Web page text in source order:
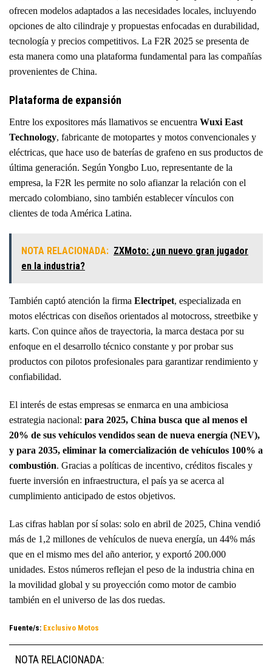
ofrecen modelos adaptados a las necesidades locales, incluyendo
opciones de alto cilindraje y propuestas enfocadas en durabilidad,
tecnología y precios competitivos. La F2R 2025 se presenta de
esta manera como una plataforma fundamental para las compañías
provenientes de China.
Plataforma de expansión
Entre los expositores más llamativos se encuentra Wuxi East
Technology, fabricante de motopartes y motos convencionales y
eléctricas, que hace uso de baterías de grafeno en sus productos de
última generación. Según Yongbo Luo, representante de la
empresa, la F2R les permite no solo afianzar la relación con el
mercado colombiano, sino también establecer vínculos con
clientes de toda América Latina.
NOTA RELACIONADA: ZXMoto: ¿un nuevo gran jugador
en la industria?
También captó atención la firma Electripet, especializada en
motos eléctricas con diseños orientados al motocross, streetbike y
karts. Con quince años de trayectoria, la marca destaca por su
enfoque en el desarrollo técnico constante y por probar sus
productos con pilotos profesionales para garantizar rendimiento y
confiabilidad.
El interés de estas empresas se enmarca en una ambiciosa
estrategia nacional: para 2025, China busca que al menos el
20% de sus vehículos vendidos sean de nueva energía (NEV),
y para 2035, eliminar la comercialización de vehículos 100% a
combustión. Gracias a políticas de incentivo, créditos fiscales y
fuerte inversión en infraestructura, el país ya se acerca al
cumplimiento anticipado de estos objetivos.
Las cifras hablan por sí solas: solo en abril de 2025, China vendió
más de 1,2 millones de vehículos de nueva energía, un 44% más
que en el mismo mes del año anterior, y exportó 200.000
unidades. Estos números reflejan el peso de la industria china en
la movilidad global y su proyección como motor de cambio
también en el universo de las dos ruedas.
Fuente/s: Exclusivo Motos
NOTA RELACIONADA: